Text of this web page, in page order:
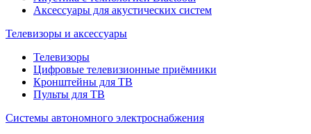
Аксессуары для акустических систем
Телевизоры и аксессуары
Телевизоры
Цифровые телевизионные приёмники
Кронштейны для ТВ
Пульты для ТВ
Системы автономного электроснабжения